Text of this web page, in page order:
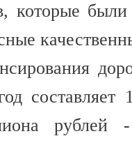
которые
составляет
рублей -